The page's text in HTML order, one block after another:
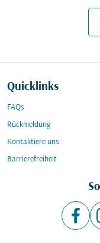
Quicklinks
FAQs
Rückmeldung
Kontaktiere uns
Barrierefreiheit